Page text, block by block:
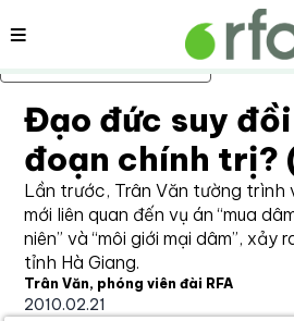
Bỏ qua nội dung chính
Nội dung
Đạo đức suy
đoạn chính trị?
Lần trước, Trân Văn tường trình
mới liên quan đến vụ án “mua
niên” và “môi giới mại dâm”, xảy
tỉnh Hà Giang.
Trân Văn, phóng viên đài RFA
2010.02.21